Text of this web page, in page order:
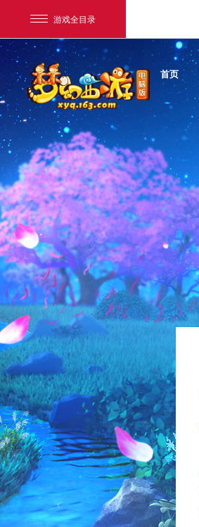
游戏全目录
网易游戏
游戏爱好者
我的足迹： 梦幻西游电脑版
首页